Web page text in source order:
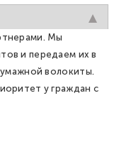
Мы
и передаем их в
волокиты.
у граждан с